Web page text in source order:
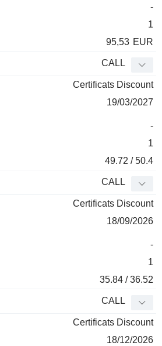
-
1
95,53 EUR
CALL
Certificats Discount
19/03/2027
-
1
49.72 / 50.4
CALL
Certificats Discount
18/09/2026
-
1
35.84 / 36.52
CALL
Certificats Discount
18/12/2026